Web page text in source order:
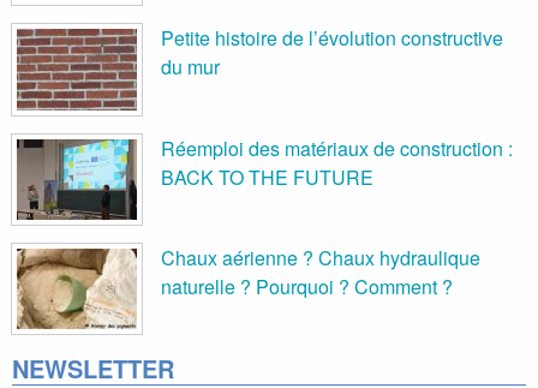
Petite histoire de l’évolution constructive
du mur
Réemploi des matériaux de construction :
BACK TO THE FUTURE
Chaux aérienne ? Chaux hydraulique
naturelle ? Pourquoi ? Comment ?
NEWSLETTER